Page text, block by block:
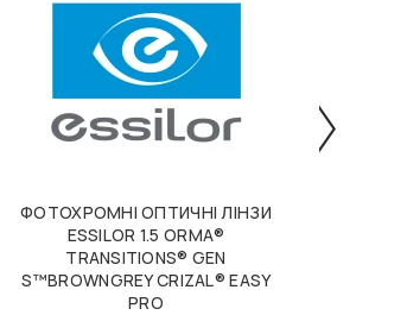
ФОТОХРОМНІ ОПТИЧНІ ЛІНЗИ
ESSILOR 1.5 ORMA®
TRANSITIONS® GEN
S™BROWNGREY CRIZAL® EASY
PRO